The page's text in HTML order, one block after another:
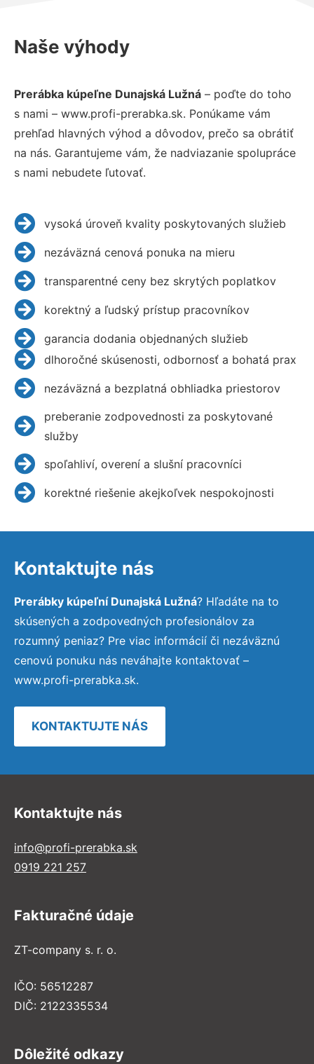
Naše výhody
Prerábka kúpeľne Dunajská Lužná – poďte do toho
s nami – www.profi-prerabka.sk. Ponúkame vám
prehľad hlavných výhod a dôvodov, prečo sa obrátiť
na nás. Garantujeme vám, že nadviazanie spolupráce
s nami nebudete ľutovať.
vysoká úroveň kvality poskytovaných služieb
nezáväzná cenová ponuka na mieru
transparentné ceny bez skrytých poplatkov
korektný a ľudský prístup pracovníkov
garancia dodania objednaných služieb
dlhoročné skúsenosti, odbornosť a bohatá prax
nezáväzná a bezplatná obhliadka priestorov
preberanie zodpovednosti za poskytované
služby
spoľahliví, overení a slušní pracovníci
korektné riešenie akejkoľvek nespokojnosti
Kontaktujte nás
Prerábky kúpeľní Dunajská Lužná? Hľadáte na to
skúsených a zodpovedných profesionálov za
rozumný peniaz? Pre viac informácií či nezáväznú
cenovú ponuku nás neváhajte kontaktovať –
www.profi-prerabka.sk.
KONTAKTUJTE NÁS
Kontaktujte nás
info@profi-prerabka.sk
0919 221 257
Fakturačné údaje
ZT-company s. r. o.
IČO: 56512287
DIČ: 2122335534
Dôležité odkazy